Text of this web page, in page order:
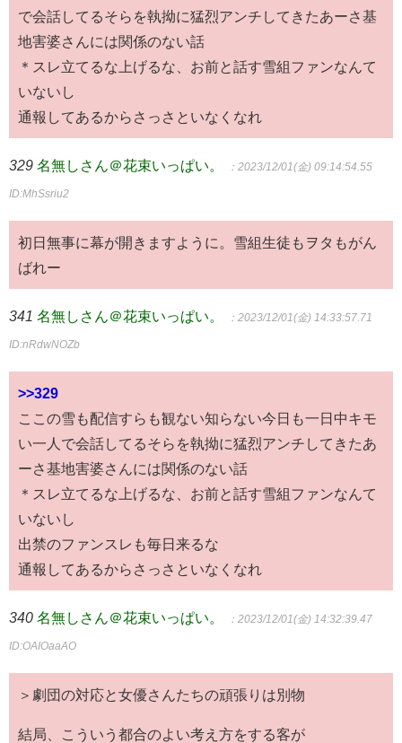
で会話してるそらを執拗に猛烈アンチしてきたあーさ基
地害婆さんには関係のない話
＊スレ立てるな上げるな、お前と話す雪組ファンなんて
いないし
通報してあるからさっさといなくなれ
329 名無しさん＠花束いっぱい。 ：2023/12/01(金) 09:14:54.55
ID:MhSsriu2
初日無事に幕が開きますように。雪組生徒もヲタもがん
ばれー
341 名無しさん＠花束いっぱい。 ：2023/12/01(金) 14:33:57.71
ID:nRdwNOZb
>>329
ここの雪も配信すらも観ない知らない今日も一日中キモ
い一人で会話してるそらを執拗に猛烈アンチしてきたあ
ーさ基地害婆さんには関係のない話
＊スレ立てるな上げるな、お前と話す雪組ファンなんて
いないし
出禁のファンスレも毎日来るな
通報してあるからさっさといなくなれ
340 名無しさん＠花束いっぱい。 ：2023/12/01(金) 14:32:39.47
ID:OAIOaaAO
＞劇団の対応と女優さんたちの頑張りは別物
結局、こういう都合のよい考え方をする客が